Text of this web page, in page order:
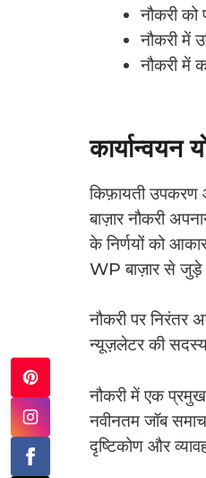
नौकरी को
नौकरी में
नौकरी में
कार्यान्वयन
किफ़ायती
बाज़ार नौकरी
के निर्णयों को
WP बाज़ार से जुड़े
नौकरी पर निरंतर
न्यूज़लेटर की
नौकरी में एक
नवीनतम जॉब
दृष्टिकोण और